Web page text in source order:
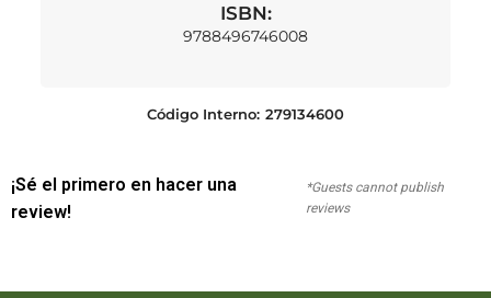
ISBN:
9788496746008
Código Interno: 279134600
¡Sé el primero en hacer una
review!
*Guests cannot publish
reviews